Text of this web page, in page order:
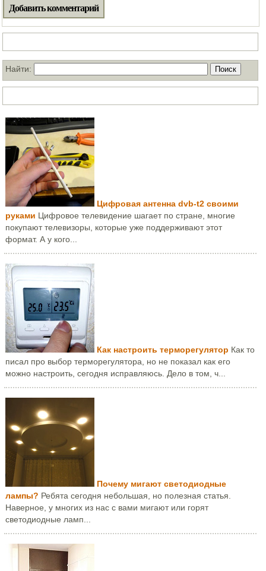
Найти:
Цифровая антенна dvb-t2 своими
руками Цифровое телевидение шагает по стране, многие
покупают телевизоры, которые уже поддерживают этот
формат. А у кого...
Как настроить терморегулятор Как то
писал про выбор терморегулятора, но не показал как его
можно настроить, сегодня исправляюсь. Дело в том, ч...
Почему мигают светодиодные
лампы? Ребята сегодня небольшая, но полезная статья.
Наверное, у многих из нас с вами мигают или горят
светодиодные ламп...